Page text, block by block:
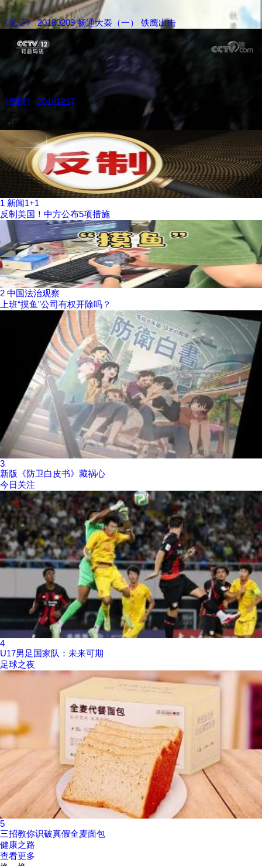
《见证》 20180209 畅通大秦（一） 铁鹰出击
《鹰眼》 20181217
央视榜单
1 新闻1+1
反制美国！中方公布5项措施
2 中国法治观察
上班“摸鱼”公司有权开除吗？
3
新版《防卫白皮书》藏祸心
今日关注
4
U17男足国家队：未来可期
足球之夜
5
三招教你识破真假全麦面包
健康之路
查看更多